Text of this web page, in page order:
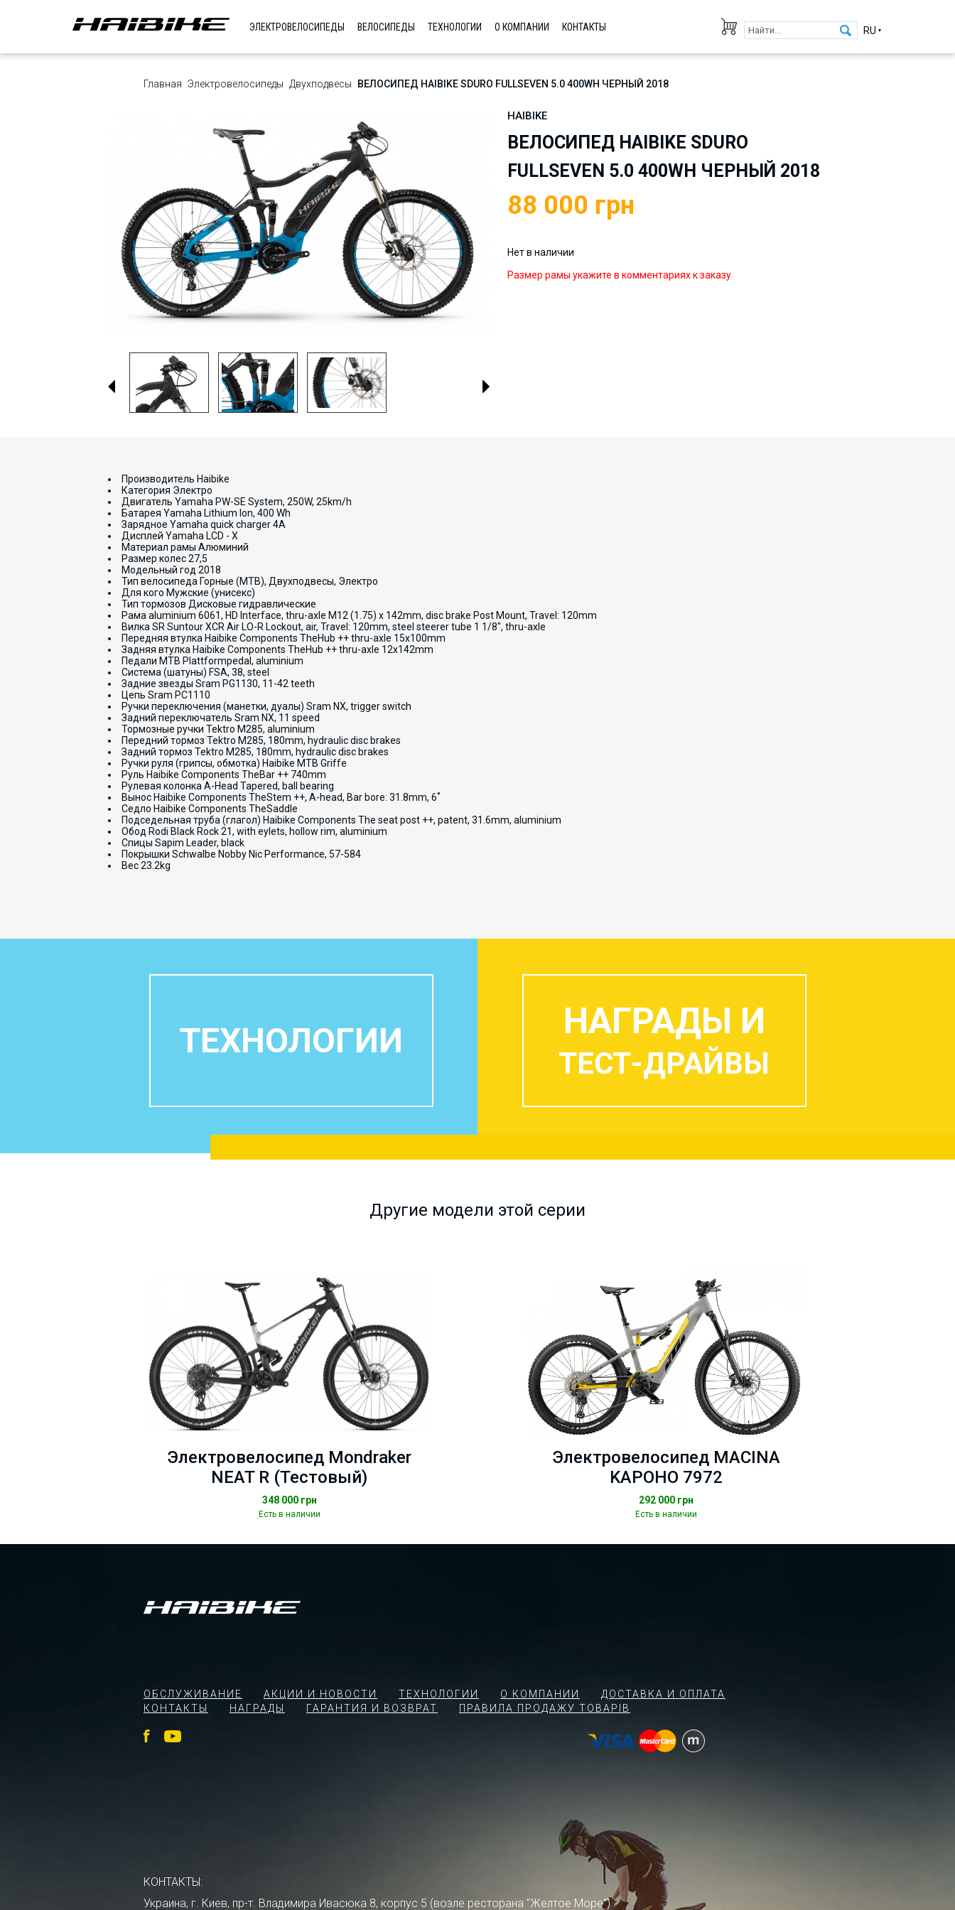
ЭЛЕКТРОВЕЛОСИПЕДЫ ВЕЛОСИПЕДЫ ТЕХНОЛОГИИ О КОМПАНИИ КОНТАКТЫ RU
Главная Электровелосипеды Двухподвесы ВЕЛОСИПЕД HAIBIKE SDURO FULLSEVEN 5.0 400WH ЧЕРНЫЙ 2018
HAIBIKE
ВЕЛОСИПЕД HAIBIKE SDURO
FULLSEVEN 5.0 400WH ЧЕРНЫЙ 2018
88 000 грн
Нет в наличии
Размер рамы укажите в комментариях к заказу
Производитель Haibike
Категория Электро
Двигатель Yamaha PW-SE System, 250W, 25km/h
Батарея Yamaha Lithium Ion, 400 Wh
Зарядное Yamaha quick charger 4A
Дисплей Yamaha LCD - X
Материал рамы Алюминий
Размер колес 27,5
Модельный год 2018
Тип велосипеда Горные (MTB), Двухподвесы, Электро
Для кого Мужские (унисекс)
Тип тормозов Дисковые гидравлические
Рама aluminium 6061, HD Interface, thru-axle M12 (1.75) x 142mm, disc brake Post Mount, Travel: 120mm
Вилка SR Suntour XCR Air LO-R Lockout, air, Travel: 120mm, steel steerer tube 1 1/8", thru-axle
Передняя втулка Haibike Components TheHub ++ thru-axle 15x100mm
Задняя втулка Haibike Components TheHub ++ thru-axle 12x142mm
Педали MTB Plattformpedal, aluminium
Система (шатуны) FSA, 38, steel
Задние звезды Sram PG1130, 11-42 teeth
Цепь Sram PC1110
Ручки переключения (манетки, дуалы) Sram NX, trigger switch
Задний переключатель Sram NX, 11 speed
Тормозные ручки Tektro M285, aluminium
Передний тормоз Tektro M285, 180mm, hydraulic disc brakes
Задний тормоз Tektro M285, 180mm, hydraulic disc brakes
Ручки руля (грипсы, обмотка) Haibike MTB Griffe
Руль Haibike Components TheBar ++ 740mm
Рулевая колонка A-Head Tapered, ball bearing
Вынос Haibike Components TheStem ++, A-head, Bar bore: 31.8mm, 6˚
Седло Haibike Components TheSaddle
Подседельная труба (глагол) Haibike Components The seat post ++, patent, 31.6mm, aluminium
Обод Rodi Black Rock 21, with eylets, hollow rim, aluminium
Спицы Sapim Leader, black
Покрышки Schwalbe Nobby Nic Performance, 57-584
Вес 23.2kg
ТЕХНОЛОГИИ НАГРАДЫ И
ТЕСТ-ДРАЙВЫ
Другие модели этой серии
Электровелосипед Mondraker
NEAT R (Тестовый)
348 000 грн
Есть в наличии
Электровелосипед MACINA
KAPOHO 7972
292 000 грн
Есть в наличии
ОБСЛУЖИВАНИЕ АКЦИИ И НОВОСТИ ТЕХНОЛОГИИ О КОМПАНИИ
ДОСТАВКА И ОПЛАТА
КОНТАКТЫ
НАГРАДЫ ГАРАНТИЯ И ВОЗВРАТ ПРАВИЛА ПРОДАЖУ ТОВАРІВ
КОНТАКТЫ:
Украина, г. Киев, пр-т. Владимира Ивасюка 8, корпус 5 (возле ресторана "Желтое Море")